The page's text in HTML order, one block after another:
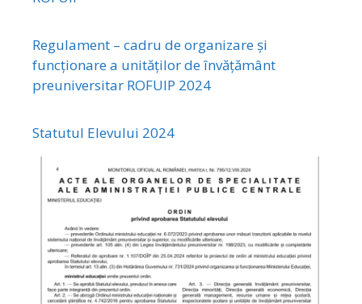
Regulament – cadru de organizare și
funcționare a unităților de învățământ
preuniversitar ROFUIP 2024
Statutul Elevului 2024